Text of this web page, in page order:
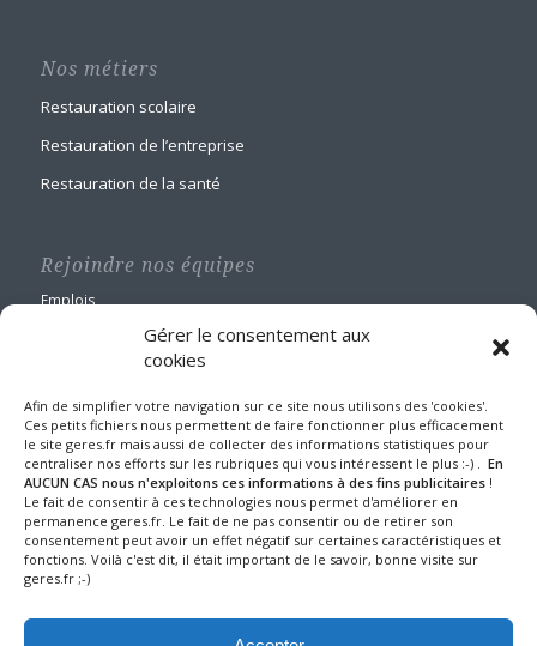
Gérer le consentement aux
cookies
Afin de simplifier votre navigation sur ce site nous utilisons des 'cookies'.
Ces petits fichiers nous permettent de faire fonctionner plus efficacement
le site geres.fr mais aussi de collecter des informations statistiques pour
centraliser nos efforts sur les rubriques qui vous intéressent le plus :-) . En
AUCUN CAS nous n'exploitons ces informations à des fins publicitaires !
Le fait de consentir à ces technologies nous permet d'améliorer en
permanence geres.fr. Le fait de ne pas consentir ou de retirer son
consentement peut avoir un effet négatif sur certaines caractéristiques et
fonctions. Voilà c'est dit, il était important de le savoir, bonne visite sur
geres.fr ;-)
Nos métiers
Restauration scolaire
Restauration de l’entreprise
Restauration de la santé
Rejoindre nos équipes
Emplois
GERES Restauration
Maison Blanche
1 route de Nangis - BP 60588
77016 MELUN CEDEX
Tel : 01 64 10 22 90
Fax : 01 64 39 24 43